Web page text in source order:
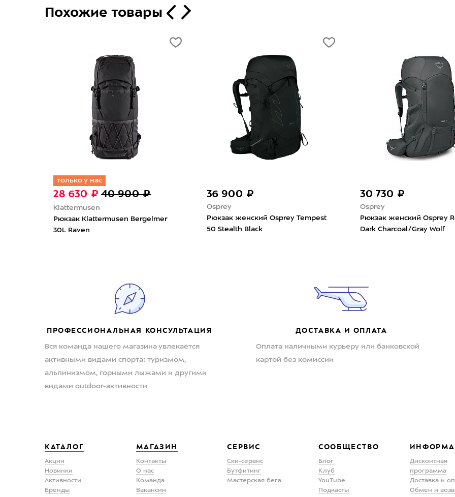
Похожие товары
только у нас
28 630 ₽ 40 900 ₽
Klattermusen
Рюкзак Klattermusen Bergelmer
30L Raven
36 900 ₽
Osprey
Рюкзак женский Osprey Tempest
50 Stealth Black
30 730 ₽
Osprey
Рюкзак женский Osprey
Dark Charcoal/Gray Wolf
ПРОФЕССИОНАЛЬНАЯ КОНСУЛЬТАЦИЯ
Вся команда нашего магазина увлекается
активными видами спорта: туризмом,
альпинизмом, горными лыжами и другими
видами outdoor-активности
ДОСТАВКА И ОПЛАТА
Оплата наличными курьеру или банковской
картой без комиссии
КАТАЛОГ
Акции
Новинки
Активности
Бренды
МАГАЗИН
Контакты
О нас
Команда
Вакансии
СЕРВИС
Ски-сервис
Бутфитинг
Мастерская бега
СООБЩЕСТВО
Блог
Клуб
YouTube
Подкасты
Дисконтная
программа
Доставка и
Обмен и